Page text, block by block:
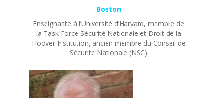
Boston
Enseignante à l’Université d’Harvard, membre de
la Task Force Sécurité Nationale et Droit de la
Hoover Institution, ancien membre du Conseil de
Sécurité Nationale (NSC)